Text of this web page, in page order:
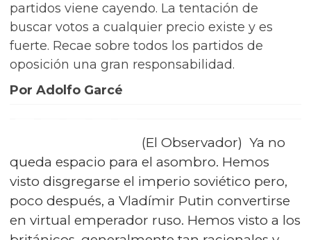
partidos viene cayendo. La tentación de
buscar votos a cualquier precio existe y es
fuerte. Recae sobre todos los partidos de
oposición una gran responsabilidad.
Por Adolfo Garcé
(El Observador) Ya no
queda espacio para el asombro. Hemos
visto disgregarse el imperio soviético pero,
poco después, a Vladímir Putin convertirse
en virtual emperador ruso. Hemos visto a los